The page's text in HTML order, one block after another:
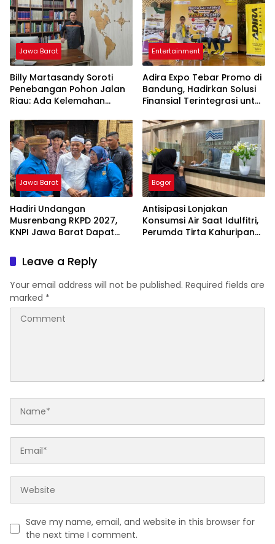
Jawa Barat
Billy Martasandy Soroti
Penebangan Pohon Jalan
Riau: Ada Kelemahan
Jangan Tunggu Viral Baru
Bertindak
Entertainment
Adira Expo Tebar Promo di
Bandung, Hadirkan Solusi
Finansial Terintegrasi untuk
Jawa Barat
Hadiri Undangan
Musrenbang RKPD 2027,
KNPI Jawa Barat Dapat
Bogor
Antisipasi Lonjakan
Konsumsi Air Saat Idulfitri,
Perumda Tirta Kahuripan
Leave a Reply
Your email address will not be published. Required fields are
marked *
Save my name, email, and website in this browser for
the next time I comment.